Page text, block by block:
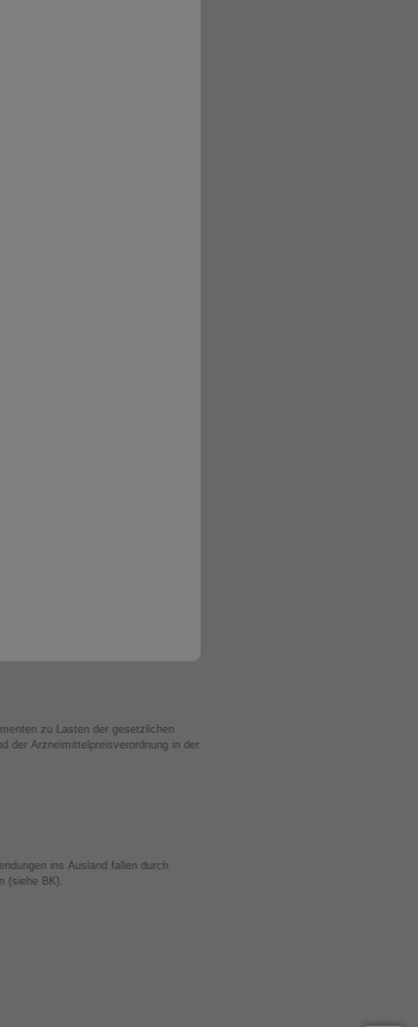
zu Lasten der gesetzlichen
der Arzneimittelpreisverordnung in der
ins Ausland fallen durch
(siehe BK).